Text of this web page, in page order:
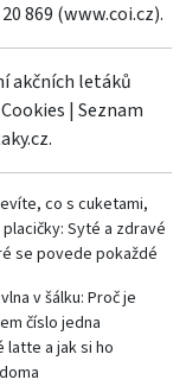
869 (www.coi.cz).
akčních letáků
Cookies | Seznam
co s cuketami,
Syté a zdravé
se povede pokaždé
v šálku: Proč je
číslo jedna
latte a jak si ho